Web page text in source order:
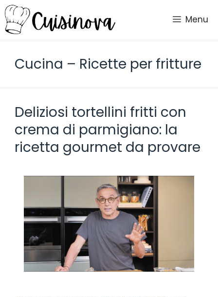
Vai
al
contenuto
Menu
Cucina – Ricette per fritture
Deliziosi tortellini fritti con
crema di parmigiano: la
ricetta gourmet da provare